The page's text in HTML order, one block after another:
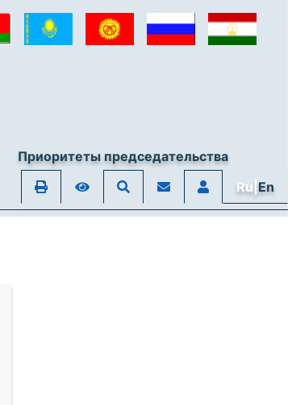
Приоритеты председательства
Ru|En